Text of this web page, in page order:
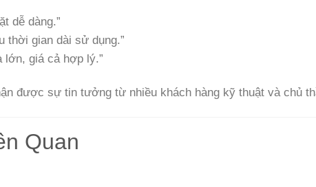
dễ dàng.”
thời gian dài sử dụng.”
lớn, giá cả hợp lý.”
được sự tin tưởng từ nhiều khách hàng kỹ thuật và chủ
Quan